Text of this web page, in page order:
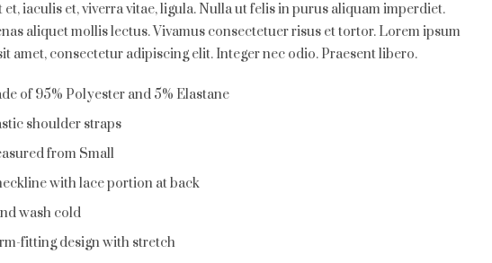
et, iaculis et, viverra vitae, ligula. Nulla ut felis in purus aliquam imperdiet.
aliquet mollis lectus. Vivamus consectetuer risus et tortor. Lorem ipsum
amet, consectetur adipiscing elit. Integer nec odio. Praesent libero.
of 95% Polyester and 5% Elastane
shoulder straps
from Small
with lace portion at back
wash cold
fitting design with stretch